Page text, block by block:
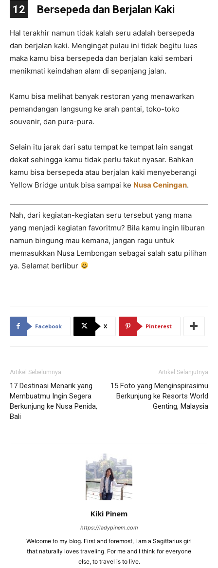
12 Bersepeda dan Berjalan Kaki
Hal terakhir namun tidak kalah seru adalah bersepeda
dan berjalan kaki. Mengingat pulau ini tidak begitu luas
maka kamu bisa bersepeda dan berjalan kaki sembari
menikmati keindahan alam di sepanjang jalan.
Kamu bisa melihat banyak restoran yang menawarkan
pemandangan langsung ke arah pantai, toko-toko
souvenir, dan pura-pura.
Selain itu jarak dari satu tempat ke tempat lain sangat
dekat sehingga kamu tidak perlu takut nyasar. Bahkan
kamu bisa bersepeda atau berjalan kaki menyeberangi
Yellow Bridge untuk bisa sampai ke Nusa Ceningan.
Nah, dari kegiatan-kegiatan seru tersebut yang mana
yang menjadi kegiatan favoritmu? Bila kamu ingin liburan
namun bingung mau kemana, jangan ragu untuk
memasukkan Nusa Lembongan sebagai salah satu pilihan
ya. Selamat berlibur
Facebook X Pinterest
Artikel Sebelumnya
17 Destinasi Menarik yang
Membuatmu Ingin Segera
Berkunjung ke Nusa Penida,
Bali
Artikel Selanjutnya
15 Foto yang Menginspirasimu
Berkunjung ke Resorts World
Genting, Malaysia
Kiki Pinem
https://ladypinem.com
Welcome to my blog. First and foremost, I am a Sagittarius girl
that naturally loves traveling. For me and I think for everyone
else, to travel is to live.